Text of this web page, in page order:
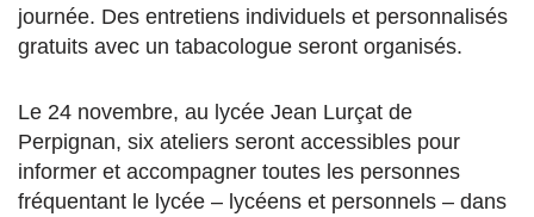
journée. Des entretiens individuels et personnalisés
gratuits avec un tabacologue seront organisés.
Le 24 novembre, au lycée Jean Lurçat de
Perpignan, six ateliers seront accessibles pour
informer et accompagner toutes les personnes
fréquentant le lycée – lycéens et personnels – dans